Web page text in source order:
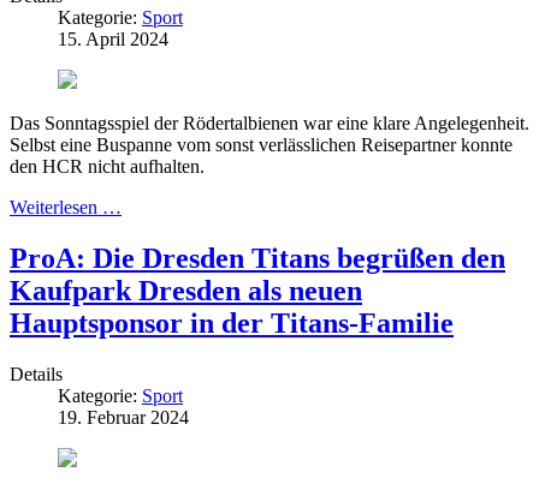
Kategorie: Sport
15. April 2024
Das Sonntagsspiel der Rödertalbienen war eine klare Angelegenheit.
Selbst eine Buspanne vom sonst verlässlichen Reisepartner konnte
den HCR nicht aufhalten.
Weiterlesen …
ProA: Die Dresden Titans begrüßen den
Kaufpark Dresden als neuen
Hauptsponsor in der Titans-Familie
Details
Kategorie: Sport
19. Februar 2024